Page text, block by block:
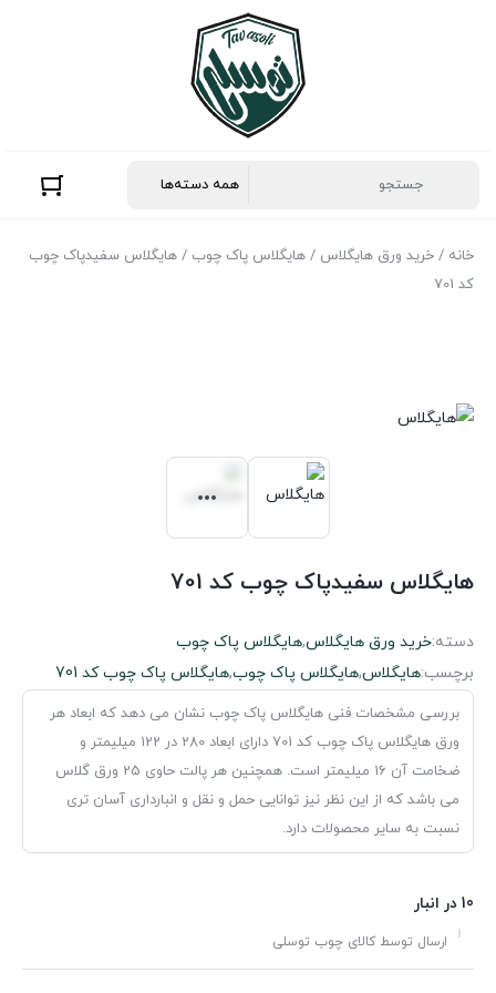
خانه / خرید ورق هایگلاس / هایگلاس پاک چوب / هایگلاس سفیدپاک چوب
کد 701
هایگلاس سفیدپاک چوب کد 701
دسته:خرید ورق هایگلاس,هایگلاس پاک چوب
برچسب:هایگلاس,هایگلاس پاک چوب,هایگلاس پاک چوب کد 701
بررسی مشخصات فنی هایگلاس پاک چوب نشان می دهد که ابعاد هر
ورق هایگلاس پاک چوب کد 701 دارای ابعاد 280 در 122 میلیمتر و
ضخامت آن 16 میلیمتر است. همچنین هر پالت حاوی 25 ورق گلاس
می باشد که از این نظر نیز توانایی حمل و نقل و انبارداری آسان تری
نسبت به سایر محصولات دارد.
10 در انبار
ارسال توسط کالای چوب توسلی